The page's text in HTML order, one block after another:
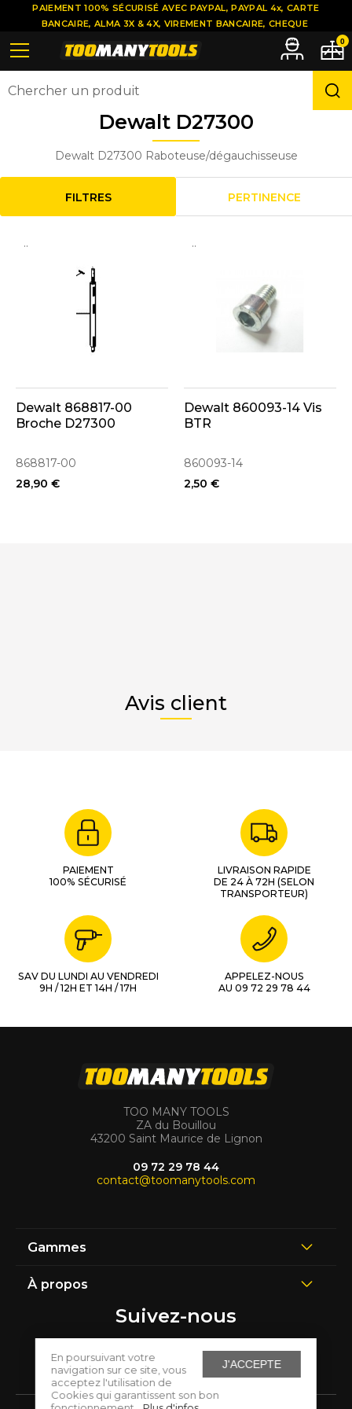
J'ACCEPTE
En poursuivant votre
navigation sur ce site, vous
acceptez l'utilisation de
Cookies qui garantissent son bon
Dewalt D27300
Dewalt D27300 Raboteuse/dégauchisseuse
FILTRES PERTINENCE
..
Dewalt 868817-00
Broche D27300
868817-00
28,90 €
..
Dewalt 860093-14 Vis
BTR
860093-14
2,50 €
Avis client
PAIEMENT
100% SÉCURISÉ
LIVRAISON RAPIDE
DE 24 À 72H (SELON
TRANSPORTEUR)
SAV DU LUNDI AU VENDREDI
9H / 12H ET 14H / 17H
APPELEZ-NOUS
AU 09 72 29 78 44
TOO MANY TOOLS
ZA du Bouillou
43200 Saint Maurice de Lignon
09 72 29 78 44
contact@toomanytools.com
Gammes
À propos
Suivez-nous
PAIEMENT 100% SÉCURISÉ AVEC PAYPAL, PAYPAL 4x, CARTE
BANCAIRE, ALMA 3X & 4X, VIREMENT BANCAIRE, CHEQUE
0